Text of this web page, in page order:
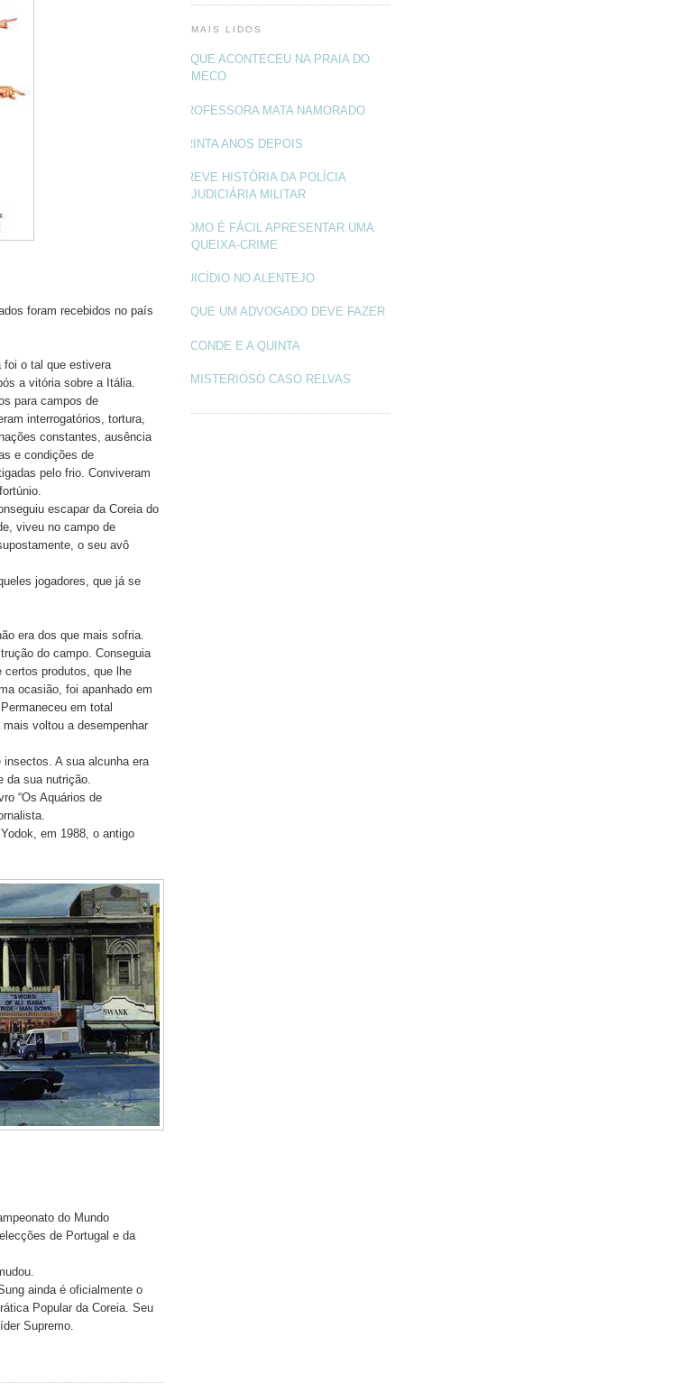
foram recebidos no país
foi o tal que estivera
a vitória sobre a Itália.
para campos de
interrogatórios, tortura,
constantes, ausência
e condições de
pelo frio. Conviveram
escapar da Coreia do
viveu no campo de
o seu avô
jogadores, que já se
era dos que mais sofria.
do campo. Conseguia
certos produtos, que lhe
ocasião, foi apanhado em
em total
voltou a desempenhar
A sua alcunha era
da sua nutrição.
“Os Aquários de
em 1988, o antigo
do Mundo
de Portugal e da
ainda é oficialmente o
Popular da Coreia. Seu
Supremo.
MAIS LIDOS
O QUE ACONTECEU NA PRAIA DO
MECO
PROFESSORA MATA NAMORADO
TRINTA ANOS DEPOIS
BREVE HISTÓRIA DA POLÍCIA
JUDICIÁRIA MILITAR
COMO É FÁCIL APRESENTAR UMA
QUEIXA-CRIME
SUICÍDIO NO ALENTEJO
O QUE UM ADVOGADO DEVE FAZER
O CONDE E A QUINTA
O MISTERIOSO CASO RELVAS